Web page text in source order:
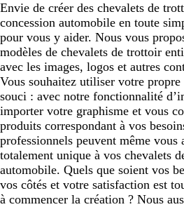
Envie de créer des chevalets de
concession automobile en toute
pour vous y aider. Nous vous
modèles de chevalets de trottoir
avec les images, logos et autres
Vous souhaitez utiliser votre
souci : avec notre fonctionnalité
importer votre graphisme et vous
produits correspondant à vos
professionnels peuvent même vous
totalement unique à vos chevalets
automobile. Quels que soient vos
vos côtés et votre satisfaction est
à commencer la création ? Nous